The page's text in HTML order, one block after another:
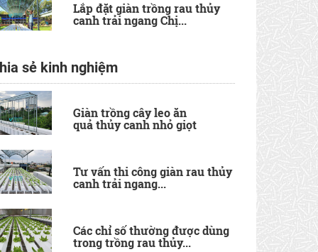
Lắp đặt giàn trồng rau thủy
canh trải ngang Chị...
sẻ kinh nghiệm
Giàn trồng cây leo ăn
quả thủy canh nhỏ giọt
Tư vấn thi công giàn rau thủy
canh trải ngang...
Các chỉ số thường được dùng
trong trồng rau thủy...